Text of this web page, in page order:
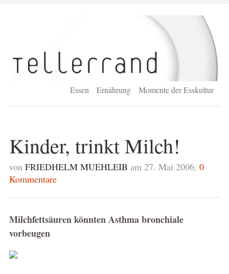
Essen Ernährung Momente der Esskultur
Kinder, trinkt Milch!
von FRIEDHELM MUEHLEIB am 27. Mai 2006, 0
Kommentare
Milchfettsäuren könnten Asthma bronchiale
vorbeugen